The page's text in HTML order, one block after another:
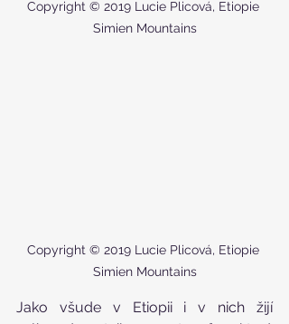
Copyright © 2019 Lucie Plicová, Etiopie
Simien Mountains
Copyright © 2019 Lucie Plicová, Etiopie
Simien Mountains
Jako všude v Etiopii i v nich žijí